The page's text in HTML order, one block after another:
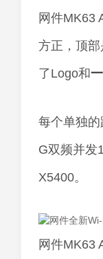
网件MK63
方正，顶
了Logo和
每个单独
G双频并发
X5400。
网件MK63